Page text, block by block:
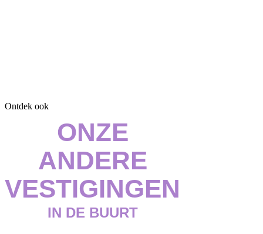
Ontdek ook
ONZE
ANDERE
VESTIGINGEN
IN DE BUURT